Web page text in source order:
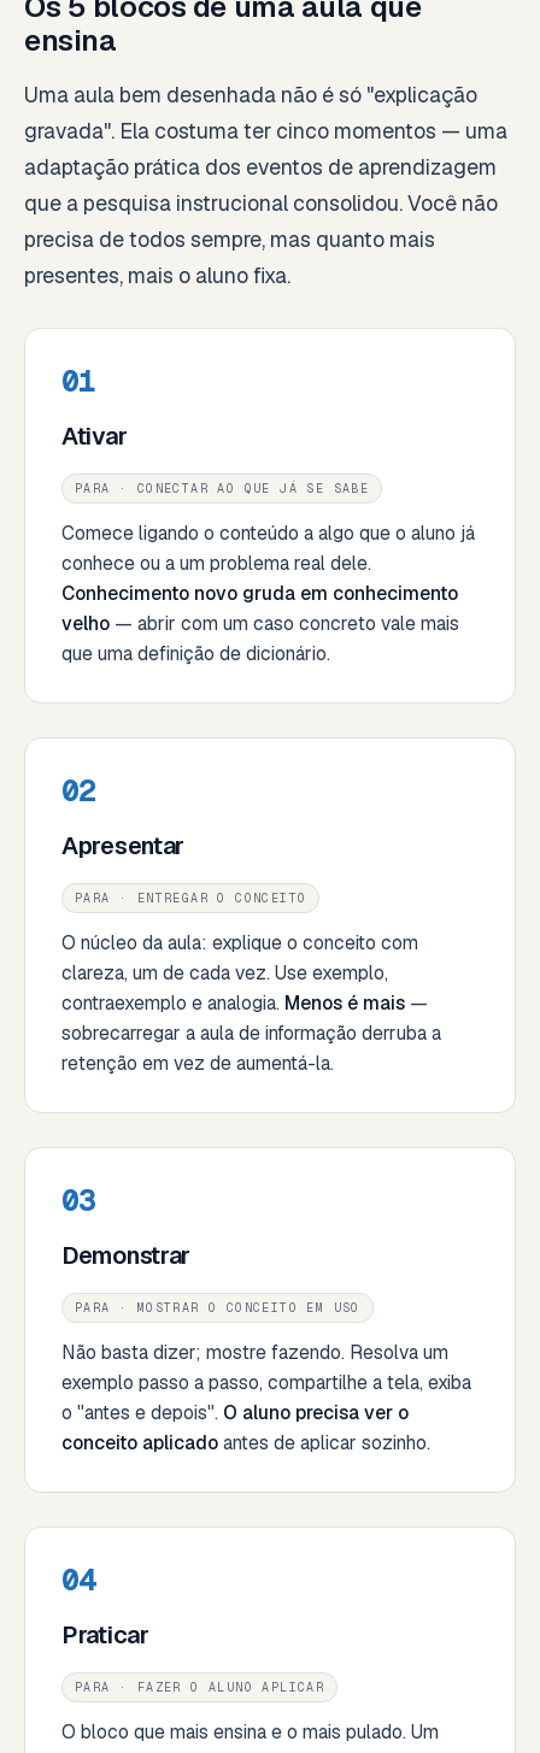
ensina
Uma aula bem desenhada não é só "explicação
gravada". Ela costuma ter cinco momentos — uma
adaptação prática dos eventos de aprendizagem
que a pesquisa instrucional consolidou. Você não
precisa de todos sempre, mas quanto mais
presentes, mais o aluno fixa.
01
Ativar
PARA · CONECTAR AO QUE JÁ SE SABE
Comece ligando o conteúdo a algo que o aluno já
conhece ou a um problema real dele.
Conhecimento novo gruda em conhecimento
velho — abrir com um caso concreto vale mais
que uma definição de dicionário.
02
Apresentar
PARA · ENTREGAR O CONCEITO
O núcleo da aula: explique o conceito com
clareza, um de cada vez. Use exemplo,
contraexemplo e analogia. Menos é mais —
sobrecarregar a aula de informação derruba a
retenção em vez de aumentá-la.
03
Demonstrar
PARA · MOSTRAR O CONCEITO EM USO
Não basta dizer; mostre fazendo. Resolva um
exemplo passo a passo, compartilhe a tela, exiba
o "antes e depois". O aluno precisa ver o
conceito aplicadoantes de aplicar sozinho.
04
Praticar
PARA · FAZER O ALUNO APLICAR
O bloco que mais ensina e o mais pulado. Um